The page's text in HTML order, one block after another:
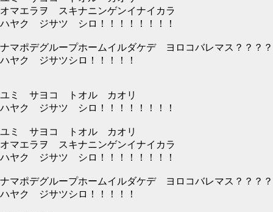
オマエラヲ スキナニンゲンイナイカラ
ハヤク ジサツ シロ！！！！！！！！
ナマポデグループホームイルダケデ ヨロコバレマス？？？？
ハヤク ジサツシロ！！！！！
ユミ サヨコ トオル カオリ
ハヤク ジサツ シロ！！！！！！！！
ユミ サヨコ トオル カオリ
オマエラヲ スキナニンゲンイナイカラ
ハヤク ジサツ シロ！！！！！！！！
ナマポデグループホームイルダケデ ヨロコバレマス？？？？
ハヤク ジサツシロ！！！！！